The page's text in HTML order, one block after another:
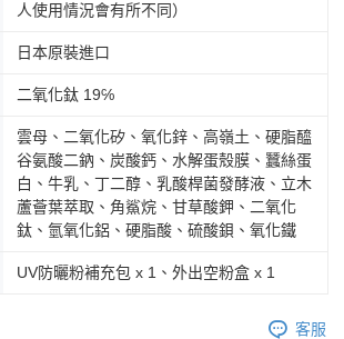
人使用情況會有所不同）
日本原裝進口
二氧化鈦 19℅
雲母、二氧化矽、氧化鋅、高嶺土、硬脂醯
谷氨酸二鈉、炭酸鈣、水解蛋殼膜、蠶絲蛋
白、牛乳、丁二醇、乳酸桿菌發酵液、立木
蘆薈葉萃取、角鯊烷、甘草酸鉀、二氧化
鈦、氫氧化鋁、硬脂酸、硫酸鋇、氧化鐵
UV防曬粉補充包 x 1、外出空粉盒 x 1
客服